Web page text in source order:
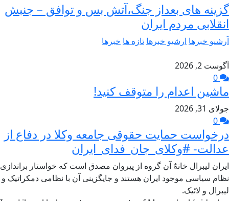
گزینه های بعداز جنگ،آتش بس و توافق – جنبش
انقلابی مردم ایران
آرشیو خبرها ارشیو خبرها تازه ها خبرها
آگوست 2, 2026
ماشین اعدام را متوقف کنید!
جولای 31, 2026
درخواست حمایت حقوقی جامعه وکلا در دفاع از
عدالت- #وکلای_جان_فدای_ایران
ایران لیبرال خانهٌ آن گروه از پیروان مصدق است که خواستار براندازی
نظام سیاسی موجود ایران هستند و جایگزینی آن با نظامی دمکراتیک و
لیبرال و لائیک.